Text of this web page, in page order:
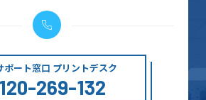
ポート窓口 プリントデスク
269-132